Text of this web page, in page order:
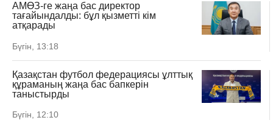
АМӨЗ-ге жаңа бас директор
тағайындалды: бұл қызметті кім
атқарады
Бүгін, 13:18
Қазақстан футбол федерациясы ұлттық
құраманың жаңа бас бапкерін
таныстырды
Бүгін, 12:10